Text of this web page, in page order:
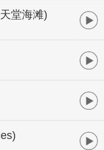
堂海滩)